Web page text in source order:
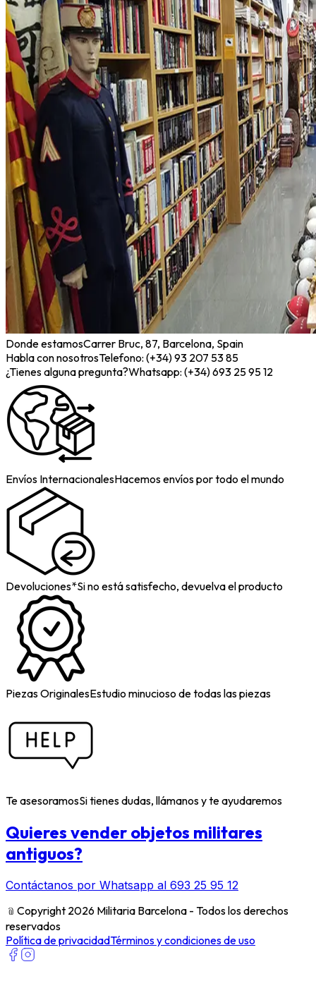
Donde estamosCarrer Bruc, 87, Barcelona, Spain
Habla con nosotrosTelefono: (+34) 93 207 53 85
¿Tienes alguna pregunta?Whatsapp: (+34) 693 25 95 12
Envíos InternacionalesHacemos envíos por todo el mundo
Devoluciones*Si no está satisfecho, devuelva el producto
Piezas OriginalesEstudio minucioso de todas las piezas
Te asesoramosSi tienes dudas, llámanos y te ayudaremos
Quieres vender objetos militares
antiguos?
Contáctanos por Whatsapp al 693 25 95 12
﹫ Copyright 2026 Militaria Barcelona - Todos los derechos
reservados
Política de privacidadTérminos y condiciones de uso